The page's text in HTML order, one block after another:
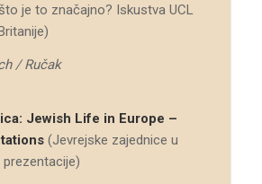
je to značajno? Iskustva UCL
/ Ručak
Jewish Life in Europe –
(Jevrejske zajednice u
prezentacije)